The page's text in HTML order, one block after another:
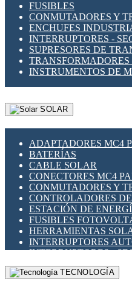
FUSIBLES
CONMUTADORES Y
ENCHUFES
INTERRUPTORES -
SUPRESORES DE
INSTRUMENTOS DE
SOLAR
ADAPTADORES MC4
BATERÍAS
CABLE SOLAR
CONECTORES MC4
CONMUTADORES Y
CONTROLADORES
ESTACIÓN DE
FUSIBLES
HERRAMIENTAS
INTERRUPTORES
INTERRUPTORES -
MONTAJE PANEL
PORTA FUSIBLES Y
TECNOLOGÍA